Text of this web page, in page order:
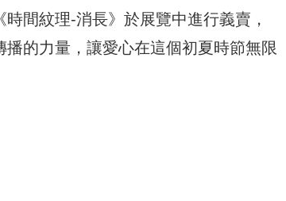
間紋理-消長》於展覽中進行義賣，
的力量，讓愛心在這個初夏時節無限